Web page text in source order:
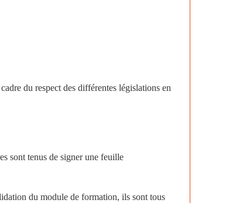
du respect des différentes législations en
sont tenus de signer une feuille
du module de formation, ils sont tous